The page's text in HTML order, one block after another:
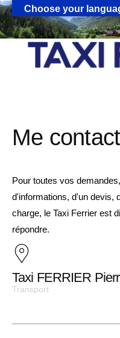
Me
Pour toutes vos
d'informations, d'un devis,
charge, le Taxi Ferrier est
répondre.
Taxi FERRIER
Transport
Choose your